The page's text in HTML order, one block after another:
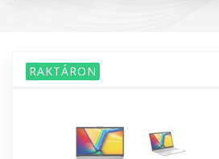
RAKTÁRON